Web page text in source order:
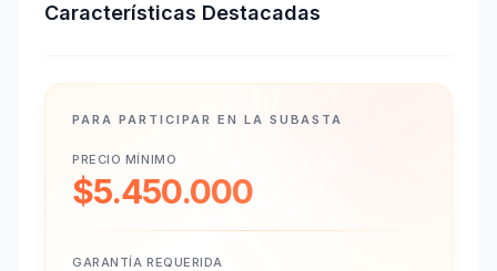
Características Destacadas
PARA PARTICIPAR EN LA SUBASTA
PRECIO MÍNIMO
$5.450.000
GARANTÍA REQUERIDA